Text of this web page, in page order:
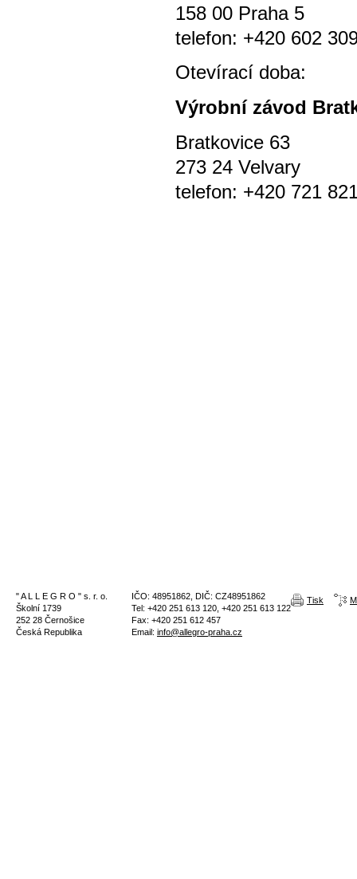
158 00 Praha 5
telefon: +420 602
Otevírací
Výrobní závod
Bratkovice 63
273 24 Velvary
telefon: +420 721
" A L L E G R O " s. r. o.
Školní 1739
252 28 Černošice
Česká Republika
IČO: 48951862, DIČ: CZ48951862
Tel: +420 251 613 120, +420 251 613 122
Fax: +420 251 612 457
Email: info@allegro-praha.cz
Tisk